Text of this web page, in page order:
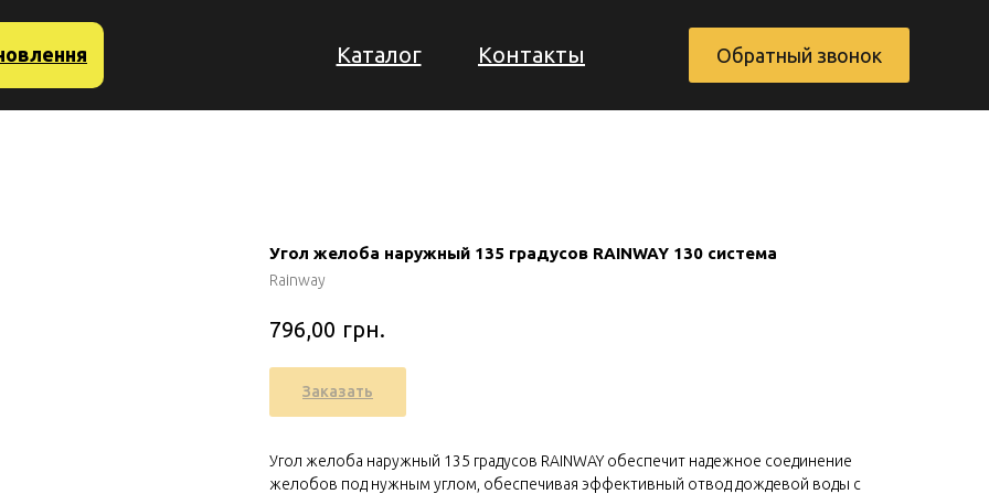
Каталог
Заказать обратный звонок
Контакты Обратный звонок
Угол желоба наружный 135 градусов RAINWAY 130 система
Rainway
796,00 грн.
Заказать
Угол желоба наружный 135 градусов RAINWAY обеспечит надежное соединение
желобов под нужным углом, обеспечивая эффективный отвод дождевой воды с